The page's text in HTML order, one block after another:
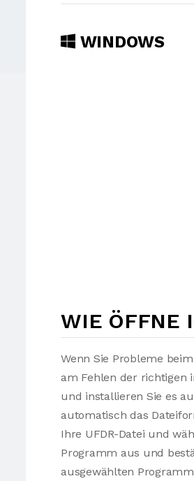
WINDOWS
WIE ÖFFNE
Wenn Sie Probleme
am Fehlen der richtigen
und installieren Sie es
automatisch das
Ihre UFDR-Datei und
Programm aus und
ausgewählten